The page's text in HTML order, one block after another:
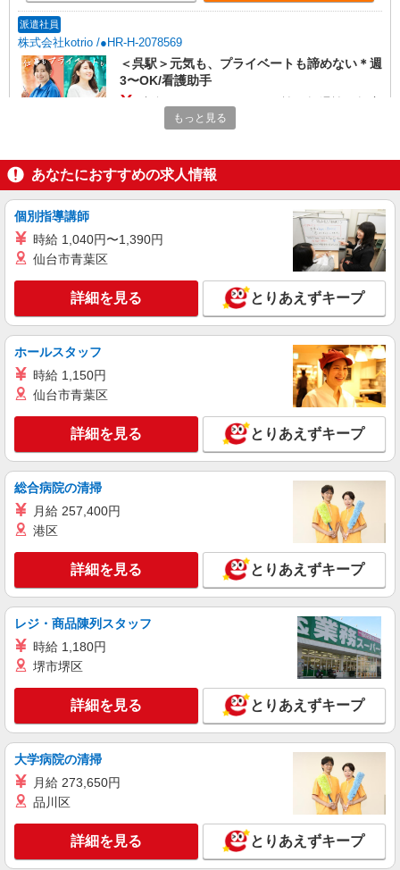
派遣社員
株式会社kotrio /●HR-H-2078569
＜呉駅＞元気も、プライベートも諦めない＊週
3〜OK/看護助手
通費全支給(ガソリン代含む)＞
キープ
派遣社員
株式会社kotrio /●HR-H-1849770
呉駅＊看護助手(資格経験不問)募集♪食事配膳
時給1450円〜1937円 ＜日払い有/週払い有/交
通費全支給(ガソリン代含む)＞
呉市内
キープ 詳細を見る
派遣社員
株式会社kotrio /●HR-H-1991229
≪日払いOK！≫病院の看護助手＊即日勤務も
可能♪
時給1350円〜1937円 ＜日払い有/週払い有/交
キープ 詳細を見る
株式会社kotrio /●HR-H-2078589
≪呉駅≫年齢不問！０からスタートでも活躍で
時給1500円〜2125円 ＜日払い有/週払い有/交
通費全支給(ガソリン代含む)＞
呉市内多数 マイカー通勤OK
詳細を見る
業務委託
SOMPOヘルスサポート株式会社 全支援対応コース
保健師・管理栄養士 特定保健指導
もっと見る
あなたにおすすめの求人情報
個別指導講師
時給 1,040円〜1,390円
仙台市青葉区
詳細を見る とりあえずキープ
ホールスタッフ
時給 1,150円
仙台市青葉区
詳細を見る とりあえずキープ
総合病院の清掃
月給 257,400円
港区
詳細を見る とりあえずキープ
レジ・商品陳列スタッフ
時給 1,180円
堺市堺区
詳細を見る とりあえずキープ
大学病院の清掃
月給 273,650円
品川区
詳細を見る とりあえずキープ